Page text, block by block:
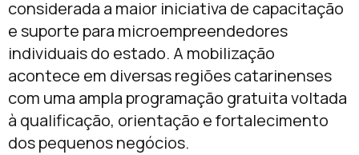
considerada a maior iniciativa de capacitação
e suporte para microempreendedores
individuais do estado. A mobilização
acontece em diversas regiões catarinenses
com uma ampla programação gratuita voltada
à qualificação, orientação e fortalecimento
dos pequenos negócios.